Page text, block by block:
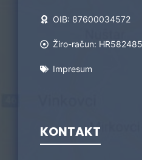
OIB: 87600034572
Žiro-račun:
Impresum
KONTAKT